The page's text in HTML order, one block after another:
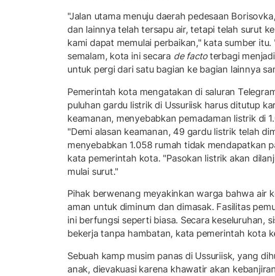
"Jalan utama menuju daerah pedesaan
dan lainnya telah tersapu air, tetapi telah surut
kami dapat memulai perbaikan," kata sumber itu.
semalam, kota ini secara de factoterbagi
untuk pergi dari satu bagian ke bagian lainnya
Pemerintah kota mengatakan di saluran
puluhan gardu listrik di Ussuriisk harus ditutup
keamanan, menyebabkan pemadaman listrik di
"Demi alasan keamanan, 49 gardu listrik telah
menyebabkan 1.058 rumah tidak mendapatkan
kata pemerintah kota. "Pasokan listrik akan
mulai surut."
Pihak berwenang meyakinkan warga bahwa air
aman untuk diminum dan dimasak. Fasilitas
ini berfungsi seperti biasa. Secara keseluruhan,
bekerja tanpa hambatan, kata pemerintah kota
Sebuah kamp musim panas di Ussuriisk, yang
anak, dievakuasi karena khawatir akan